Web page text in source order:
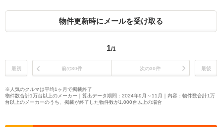
物件更新時にメールを受け取る
1/1
最初 前の30件 次の30件 最後
※人気のクルマは平均1ヶ月で掲載終了
物件数合計1万台以上のメーカー｜算出データ期間：2024年9月～11月｜内容：物件数合計1万
台以上のメーカーのうち、掲載が終了した物件数が1,000台以上の場合